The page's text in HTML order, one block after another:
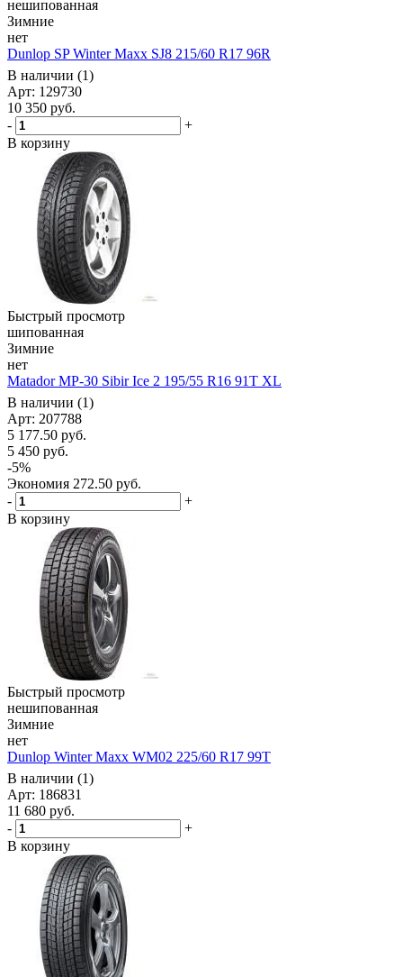
нешипованная
Зимние
нет
Dunlop SP Winter Maxx SJ8 215/60 R17 96R
В наличии (1)
Арт: 129730
10 350 руб.
-
+
В корзину
Быстрый просмотр
шипованная
Зимние
нет
Matador MP-30 Sibir Ice 2 195/55 R16 91T XL
В наличии (1)
Арт: 207788
5 177.50 руб.
5 450 руб.
-5%
Экономия 272.50 руб.
-
+
В корзину
Быстрый просмотр
нешипованная
Зимние
нет
Dunlop Winter Maxx WM02 225/60 R17 99T
В наличии (1)
Арт: 186831
11 680 руб.
-
+
В корзину